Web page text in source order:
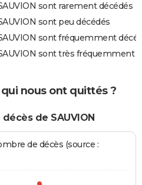
sont rarement décédés
sont peu décédés
sont fréquemment
sont très fréquemment
qui nous ont quittés ?
de SAUVION
de décès (source :